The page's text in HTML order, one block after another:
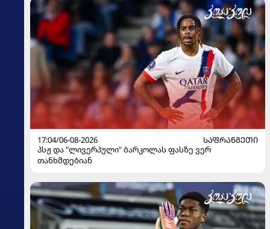
17:04/06-08-2026
ᲡᲐᲤᲠᲐᲜᲒᲔᲗᲘ
პსჟ და "ლივერპული" ბარკოლას ფასზე ვერ
თანხმდებიან